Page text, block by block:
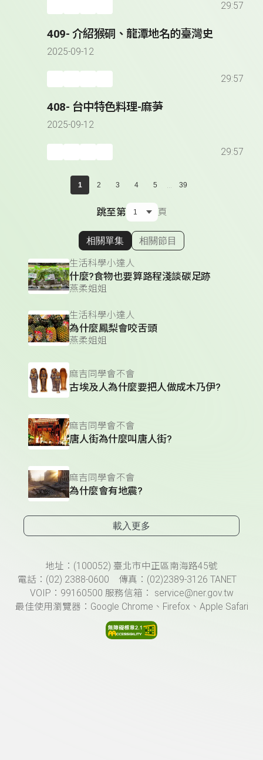
29:57
409- 介紹猴硐、龍潭地名的臺灣史
2025-09-12
29:57
408- 台中特色料理-麻芛
2025-09-12
29:57
1 2 3 4 5 ... 39
跳至第 頁
顯示相關單集
相關單集 相關節目
生活科學小達人
什麼?食物也要算路程淺談碳足跡
燕柔姐姐
生活科學小達人
為什麼鳳梨會咬舌頭
燕柔姐姐
麻吉同學會不會
古埃及人為什麼要把人做成木乃伊?
麻吉同學會不會
唐人街為什麼叫唐人街?
麻吉同學會不會
為什麼會有地震?
載入更多
頁尾資訊地址：(100052) 臺北市中正區南海路45號
電話：(02) 2388-0600 傳真：(02)2389-3126 TANET
VOIP：99160500 服務信箱： service@ner.gov.tw
最佳使用瀏覽器：Google Chrome、Firefox、Apple Safari